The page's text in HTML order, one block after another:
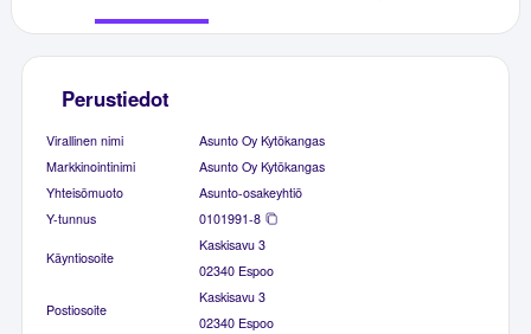
Perustiedot
Virallinen nimi
Asunto Oy Kytökangas
Markkinointinimi
Asunto Oy Kytökangas
Yhteisömuoto
Asunto-osakeyhtiö
Y-tunnus
0101991-8
Käyntiosoite
Kaskisavu 3
02340 Espoo
Postiosoite
Kaskisavu 3
02340 Espoo